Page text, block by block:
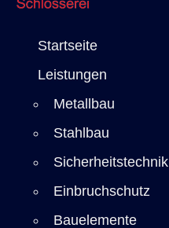
Startseite
Leistungen
Metallbau
Stahlbau
Sicherheitstechnik
Einbruchschutz
Bauelemente